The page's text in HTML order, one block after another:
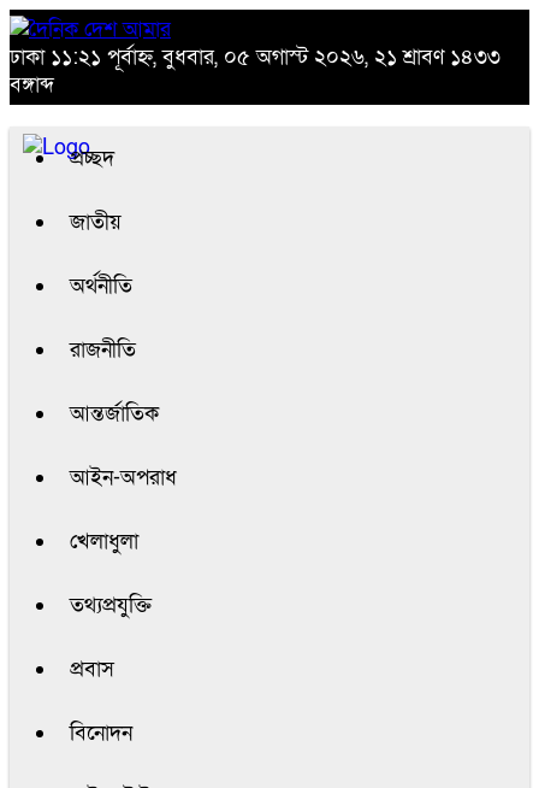
ঢাকা ১১:২১ পূর্বাহ্ন, বুধবার, ০৫ অগাস্ট ২০২৬, ২১ শ্রাবণ ১৪৩৩
বঙ্গাব্দ
প্রচ্ছদ
জাতীয়
অর্থনীতি
রাজনীতি
আন্তর্জাতিক
আইন-অপরাধ
খেলাধুলা
তথ্যপ্রযুক্তি
প্রবাস
বিনোদন